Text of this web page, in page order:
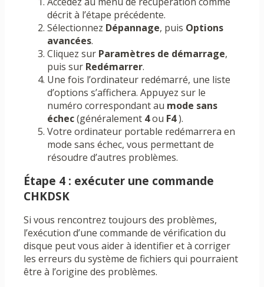
décrit à l’étape précédente.
Sélectionnez Dépannage, puis Options
avancées.
Cliquez sur Paramètres de démarrage,
puis sur Redémarrer.
Une fois l’ordinateur redémarré, une liste
d’options s’affichera. Appuyez sur le
numéro correspondant au mode sans
échec(généralement 4ou F4).
Votre ordinateur portable redémarrera en
mode sans échec, vous permettant de
résoudre d’autres problèmes.
Étape 4 : exécuter une commande
CHKDSK
Si vous rencontrez toujours des problèmes,
l’exécution d’une commande de vérification du
disque peut vous aider à identifier et à corriger
les erreurs du système de fichiers qui pourraient
être à l’origine des problèmes.